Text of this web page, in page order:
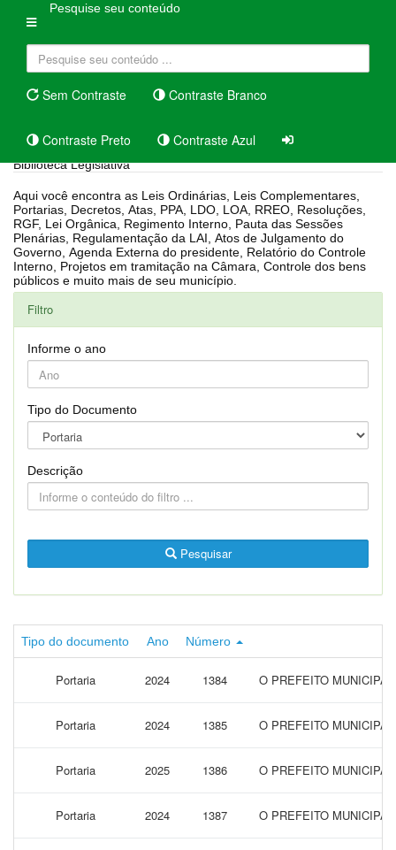
Pesquise seu conteúdo
Sem Contraste Contraste Branco
Contraste Preto Contraste Azul
Biblioteca Legislativa
Aqui você encontra as Leis Ordinárias, Leis Complementares,
Portarias, Decretos, Atas, PPA, LDO, LOA, RREO, Resoluções,
RGF, Lei Orgânica, Regimento Interno, Pauta das Sessões
Plenárias, Regulamentação da LAI, Atos de Julgamento do
Governo, Agenda Externa do presidente, Relatório do Controle
Interno, Projetos em tramitação na Câmara, Controle dos bens
públicos e muito mais de seu município.
Filtro
Informe o ano
Tipo do Documento
Descrição
Pesquisar
Tipo do documento Ano Número
Portaria 2024 1384 O PREFEITO
Portaria 2024 1385 O PREFEITO
Portaria 2025 1386 O PREFEITO
Portaria 2024 1387 O PREFEITO